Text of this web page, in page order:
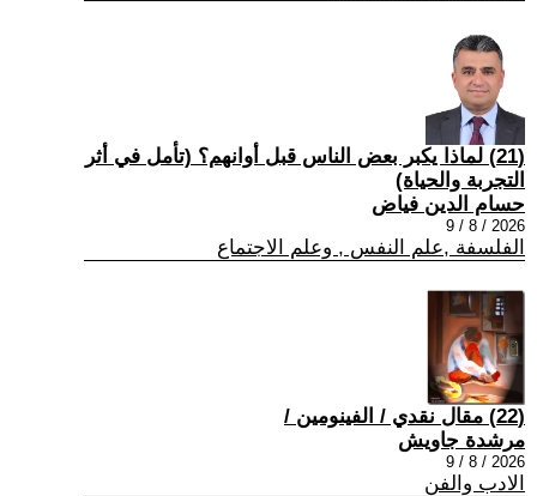
(21) لماذا يكبر بعض الناس قبل أوانهم؟ (تأمل في أثر
التجربة والحياة)
حسام الدين فياض
2026 / 8 / 9
الفلسفة ,علم النفس , وعلم الاجتماع
(22) مقال نقدي / الفينومين /
مرشدة جاويش
2026 / 8 / 9
الادب والفن